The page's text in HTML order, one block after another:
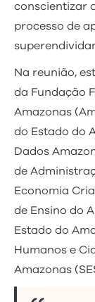
conscientizar
processo de
Na reunião,
da Fundação
Amazonas
do Estado do
Dados
de
Economia
de Ensino do
Estado do
Humanos e
Amazonas